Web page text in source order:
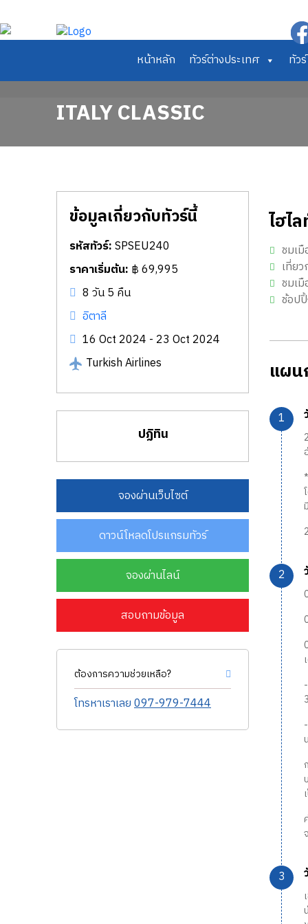
หน้าหลัก ทัวร์ต่างประเทศ ทัว
ITALY CLASSIC
ข้อมูลเกี่ยวกับทัวร์นี้
รหัสทัวร์:SPSEU240
ราคาเริ่มต้น: ฿ 69,995
8 วัน 5 คืน
อิตาลี
16 Oct 2024 - 23 Oct 2024
Turkish Airlines
ปฏิทิน
จองผ่านเว็บไซต์
ดาวน์โหลดโปรแกรมทัวร์
จองผ่านไลน์
สอบถามข้อมูล
ต้องการความช่วยเหลือ?
โทรหาเราเลย097-979-7444
ไฮไ
ชมเ
เที่ย
ชมเ
ช้อป
แผน